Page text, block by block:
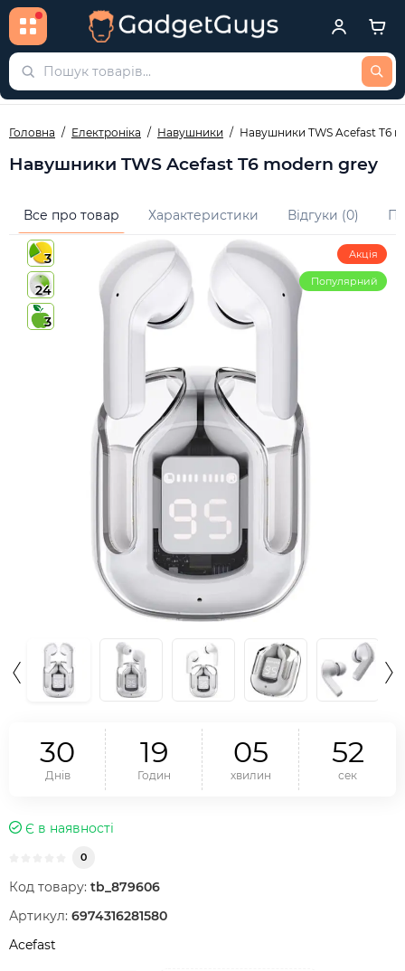
Головна Електроніка Навушники Навушники TWS Acefast T6
Навушники TWS Acefast T6 modern grey
Все про товар Характеристики Відгуки (0)
3
24
3
Акція
Популярний
30
Днів
19
Годин
05
хвилин
51
сек
Є в наявності
0
Код товару: tb_879606
Артикул: 6974316281580
Acefast